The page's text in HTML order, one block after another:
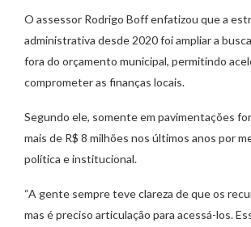
O assessor Rodrigo Boff enfatizou que a
administrativa desde 2020 foi ampliar a
fora do orçamento municipal, permitindo
comprometer as finanças locais.
Segundo ele, somente em pavimentações
mais de R$ 8 milhões nos últimos anos por
política e institucional.
“A gente sempre teve clareza de que os
mas é preciso articulação para acessá-los.